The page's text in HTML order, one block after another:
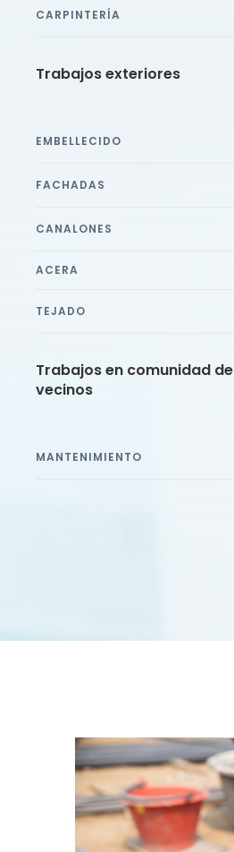
CARPINTERÍA
Trabajos exteriores
EMBELLECIDO
FACHADAS
CANALONES
ACERA
TEJADO
Trabajos en comunidad de
vecinos
MANTENIMIENTO